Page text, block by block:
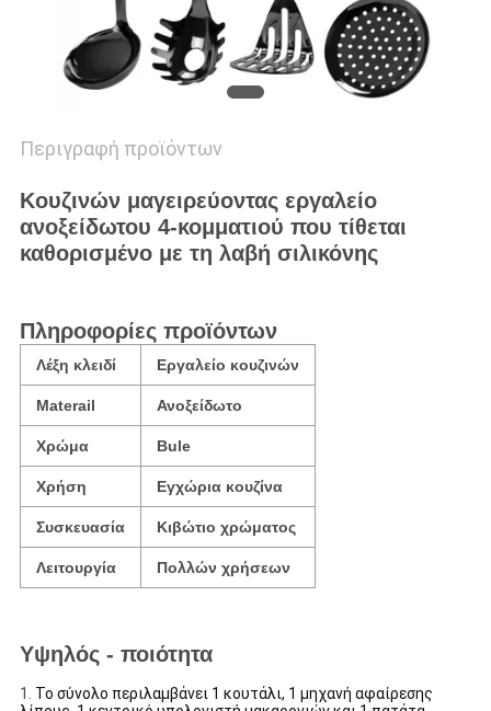
Περιγραφή προϊόντων
Κουζινών μαγειρεύοντας εργαλείο
ανοξείδωτου 4-κομματιού που τίθεται
καθορισμένο με τη λαβή σιλικόνης
Πληροφορίες προϊόντων
Λέξη κλειδί Εργαλείο κουζινών
Materail Ανοξείδωτο
Χρώμα Bule
Χρήση Εγχώρια κουζίνα
Συσκευασία Κιβώτιο χρώματος
Λειτουργία Πολλών χρήσεων
Υψηλός - ποιότητα
1. Το σύνολο περιλαμβάνει 1 κουτάλι, 1 μηχανή αφαίρεσης